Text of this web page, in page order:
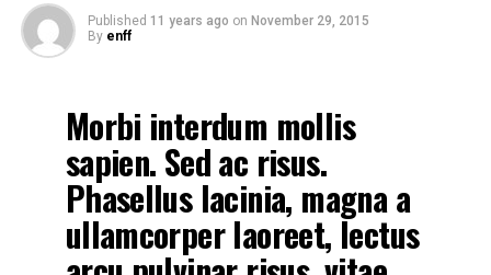
Published 11 years ago on November 29, 2015
By enff
Morbi interdum mollis
sapien. Sed ac risus.
Phasellus lacinia, magna a
ullamcorper laoreet, lectus